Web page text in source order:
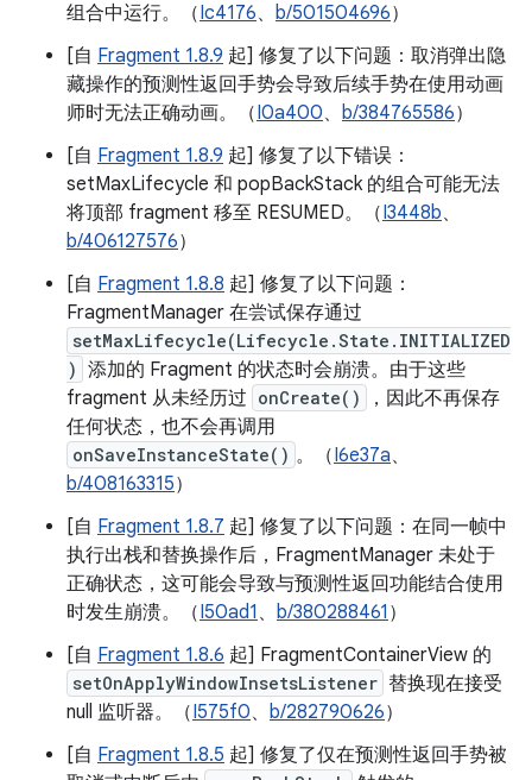
组合中运行。（Ic4176、 b/501504696）
[自 Fragment 1.8.9 起] 修复了以下问题：取消弹出隐
藏操作的预测性返回手势会导致后续手势在使用动画
师时无法正确动画。（I0a400、 b/384765586）
[自 Fragment 1.8.9 起] 修复了以下错误：
setMaxLifecycle 和 popBackStack 的组合可能无法
将顶部 fragment 移至 RESUMED。（I3448b、
b/406127576）
[自 Fragment 1.8.8 起] 修复了以下问题：
FragmentManager 在尝试保存通过
setMaxLifecycle(Lifecycle.State.INITIALIZED
) 添加的 Fragment 的状态时会崩溃。由于这些
fragment 从未经历过 onCreate()
，因此不再保存
任何状态，也不会再调用
onSaveInstanceState() 。（I6e37a、
b/408163315）
[自 Fragment 1.8.7 起] 修复了以下问题：在同一帧中
执行出栈和替换操作后，FragmentManager 未处于
正确状态，这可能会导致与预测性返回功能结合使用
时发生崩溃。（I50ad1 、 b/380288461 ）
[自 Fragment 1.8.6 起] FragmentContainerView 的
setOnApplyWindowInsetsListener 替换现在接受
null 监听器。（I575f0、 b/282790626）
[自 Fragment 1.8.5 起] 修复了仅在预测性返回手势被